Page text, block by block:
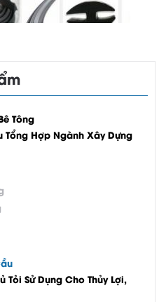
Tông
Tổng Hợp Ngành Xây Dựng
Tỏi Sử Dụng Cho Thủy Lợi,